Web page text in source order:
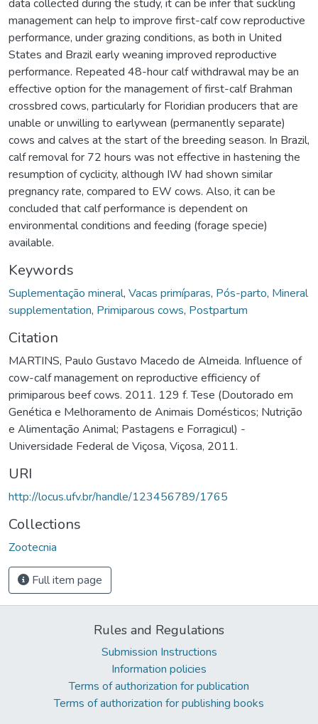
data collected during the study, it can be infer that suckling
management can help to improve first-calf cow reproductive
performance, under grazing conditions, as both in United
States and Brazil early weaning improved reproductive
performance. Repeated 48-hour calf withdrawal may be an
effective option for the management of first-calf Brahman
crossbred cows, particularly for Floridian producers that are
unable or unwilling to earlywean (permanently separate)
cows and calves at the start of the breeding season. In Brazil,
calf removal for 72 hours was not effective in hastening the
resumption of cyclicity, although IW had shown similar
pregnancy rate, compared to EW cows. Also, it can be
concluded that calf performance is dependent on
environmental conditions and feeding (forage specie)
available.
Keywords
Suplementação mineral, Vacas primíparas, Pós-parto, Mineral
supplementation, Primiparous cows, Postpartum
Citation
MARTINS, Paulo Gustavo Macedo de Almeida. Influence of
cow-calf management on reproductive efficiency of
primiparous beef cows. 2011. 129 f. Tese (Doutorado em
Genética e Melhoramento de Animais Domésticos; Nutrição
e Alimentação Animal; Pastagens e Forragicul) -
Universidade Federal de Viçosa, Viçosa, 2011.
URI
http://locus.ufv.br/handle/123456789/1765
Collections
Zootecnia
Full item page
Rules and Regulations
Submission Instructions
Information policies
Terms of authorization for publication
Terms of authorization for publishing books